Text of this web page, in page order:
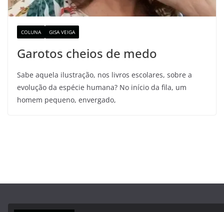
COLUNA GISA VEIGA
Garotos cheios de medo
Sabe aquela ilustração, nos livros escolares, sobre a
evolução da espécie humana? No início da fila, um
homem pequeno, envergado,